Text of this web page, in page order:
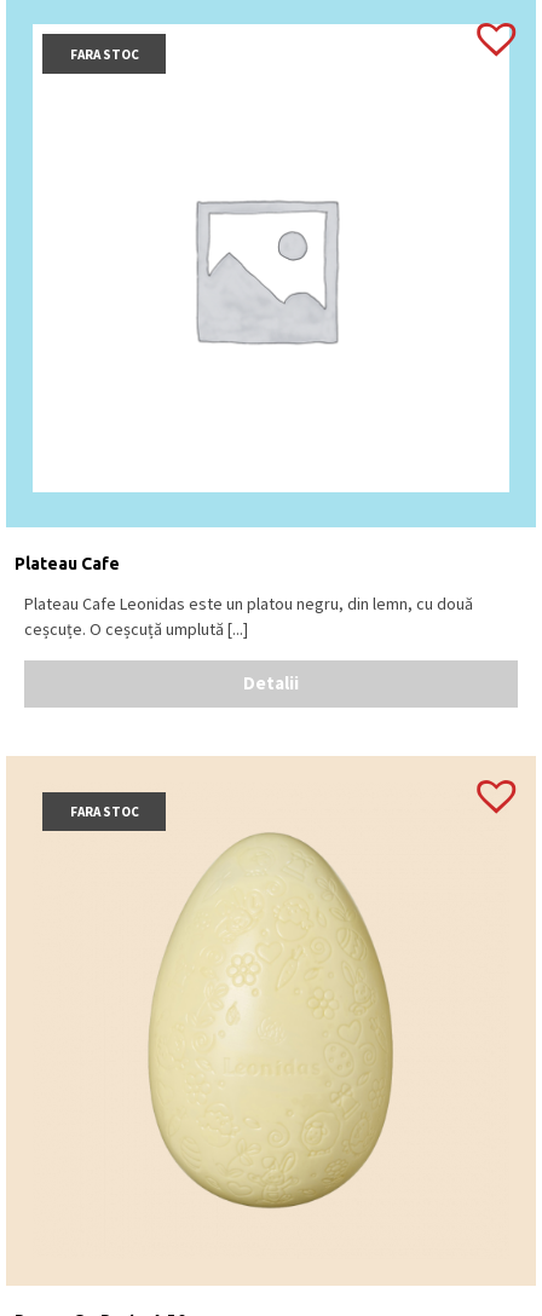
FARA STOC
Plateau Cafe
Plateau Cafe Leonidas este un platou negru, din lemn, cu două
ceșcuțe. O ceșcuță umplută [...]
Detalii
FARA STOC